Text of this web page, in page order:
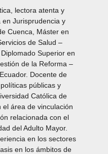
lectora atenta y
Jurisprudencia y
Cuenca, Máster en
de Salud –
Superior en
de la Reforma –
Docente de
públicas y
Católica de
área de vinculación
relacionada con el
del Adulto Mayor.
en los sectores
en los ámbitos de